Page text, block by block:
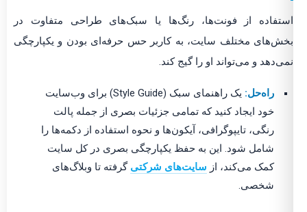
استفاده از فونت‌ها، رنگ‌ها یا سبک‌های طراحی متفاوت در
بخش‌های مختلف سایت، به کاربر حس حرفه‌ای بودن و یکپارچگی
نمی‌دهد و می‌تواند او را گیج کند.
راه‌حل:
یک راهنمای سبک (Style Guide) برای وب‌سایت
خود ایجاد کنید که تمامی جزئیات بصری از جمله پالت
رنگی، تایپوگرافی، آیکون‌ها و نحوه استفاده از دکمه‌ها را
شامل شود. این به حفظ یکپارچگی بصری در کل سایت
کمک می‌کند، از سایت‌های شرکتی گرفته تا وبلاگ‌های
شخصی.